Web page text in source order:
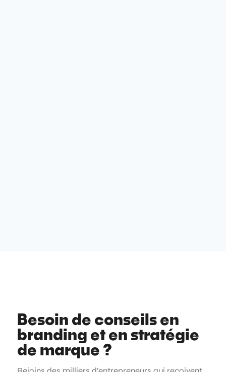
Besoin de conseils en
branding et en stratégie
de marque ?